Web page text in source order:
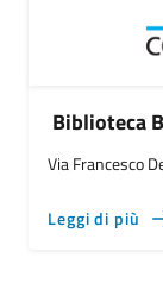
Biblioteca
Via Francesco
Leggi di più